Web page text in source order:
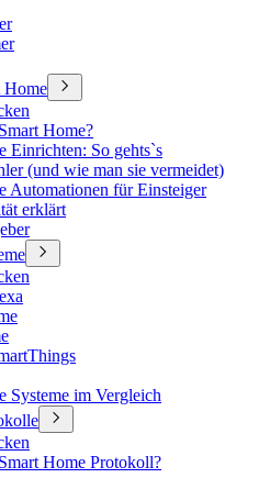
Home
Home?
Einrichten: So gehts`s
(und wie man sie vermeidet)
Automationen für Einsteiger
erklärt
Systeme im Vergleich
Home Protokoll?